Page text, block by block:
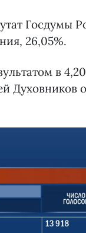
Госдумы
26,05%.
в
Духовников